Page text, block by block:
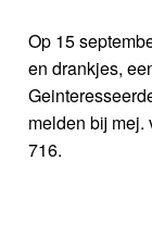
Op 15
en drankjes,
melden bij mej.
716.